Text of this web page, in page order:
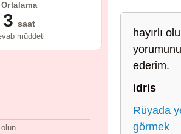
Ortalama
3 saat
müddeti
hayırlı
ederim.
idris
Rüyada
görmek